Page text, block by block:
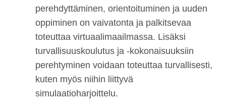
perehdyttäminen, orientoituminen ja uuden
oppiminen on vaivatonta ja palkitsevaa
toteuttaa virtuaalimaailmassa. Lisäksi
turvallisuuskoulutus ja -kokonaisuuksiin
perehtyminen voidaan toteuttaa turvallisesti,
kuten myös niihin liittyvä
simulaatioharjoittelu.